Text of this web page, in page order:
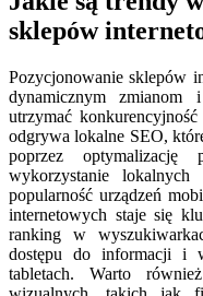
sklepów
Pozycjonowanie sklepów
dynamicznym
utrzymać
odgrywa lokalne SEO,
poprzez
wykorzystanie
popularność urządzeń
internetowych staje się
ranking w
dostępu do informacji i
tabletach. Warto